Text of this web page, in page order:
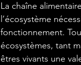
La chaîne
l’écosystème
fonctionnement.
écosystèmes, tant
êtres vivants une